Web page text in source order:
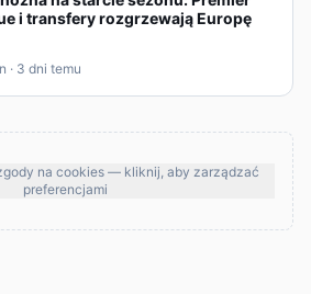
i transfery rozgrzewają Europę
· 3 dni temu
na cookies — kliknij, aby zarządzać
preferencjami